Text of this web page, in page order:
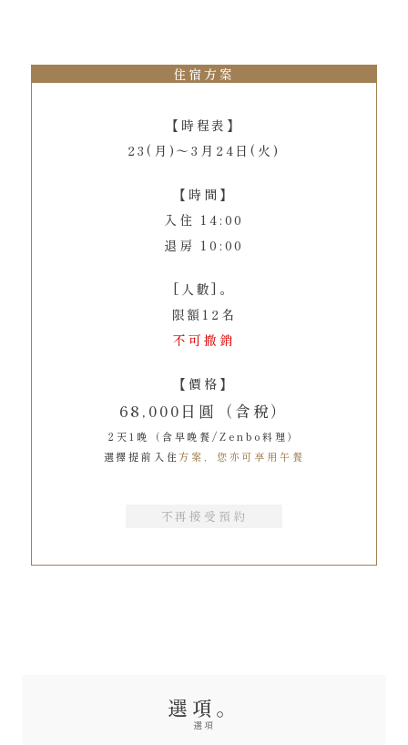
住宿方案
【時程表】
23(月)〜3月24日(火)
【時間】
入住 14:00
退房 10:00
[人數]。
限額12名
不可撤銷
【價格】
68,000日圓（含稅）
2天1晚（含早晚餐/Zenbo料理）
選擇提前入住方案，您亦可享用午餐
不再接受預約
選項。
選項